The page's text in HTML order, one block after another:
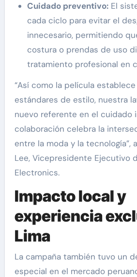
Cuidado preventivo:El
cada ciclo para evitar el
innecesario, permitiendo
costura o prendas de uso
tratamiento profesional en
“Así como la película
estándares de estilo, nuestra
nuevo referente en el cuidado
colaboración celebra la
entre la moda y la tecnología”,
Lee, Vicepresidente Ejecutivo
Electronics.
Impacto local y
experiencia
Lima
La campaña también tuvo un
especial en el mercado